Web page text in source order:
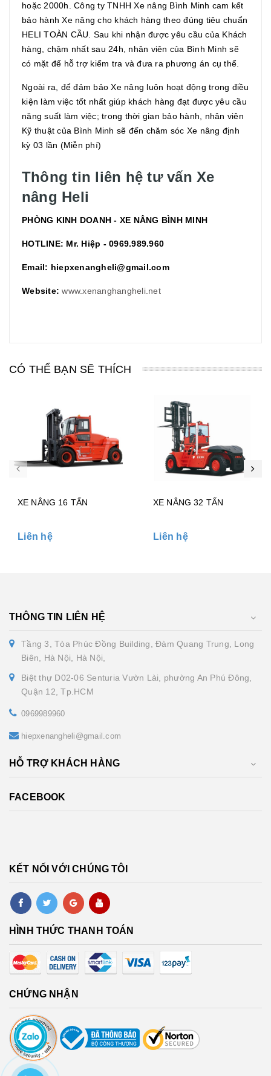
hoặc 2000h. Công ty TNHH Xe nâng Bình Minh cam kết
bảo hành Xe nâng cho khách hàng theo đúng tiêu chuẩn
HELI TOÀN CẦU. Sau khi nhận được yêu cầu của Khách
hàng, chậm nhất sau 24h, nhân viên của Bình Minh sẽ
có mặt để hỗ trợ kiểm tra và đưa ra phương án cụ thể.
Ngoài ra, để đảm bảo Xe nâng luôn hoạt động trong điều
kiện làm việc tốt nhất giúp khách hàng đạt được yêu cầu
năng suất làm việc; trong thời gian bảo hành, nhân viên
Kỹ thuật của Bình Minh sẽ đến chăm sóc Xe nâng định
kỳ 03 lần (Miễn phí)
Thông tin liên hệ tư vấn Xe
nâng Heli
PHÒNG KINH DOANH - XE NÂNG BÌNH MINH
HOTLINE: Mr. Hiệp - 0969.989.960
Email: hiepxenangheli@gmail.com
Website:www.xenanghangheli.net
CÓ THỂ BẠN SẼ THÍCH
XE NÂNG 16 TẤN
Liên hệ
XE NÂNG 32 TẤN
Liên hệ
THÔNG TIN LIÊN HỆ
Tầng 3, Tòa Phúc Đồng Building, Đàm Quang Trung, Long
Biên, Hà Nội, Hà Nội,
Biệt thự D02-06 Senturia Vườn Lài, phường An Phú Đông,
Quận 12, Tp.HCM
0969989960
hiepxenangheli@gmail.com
HỖ TRỢ KHÁCH HÀNG
FACEBOOK
KẾT NỐI VỚI CHÚNG TÔI
HÌNH THỨC THANH TOÁN
CHỨNG NHẬN